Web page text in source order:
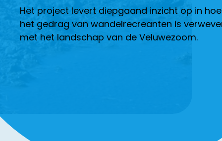
Het project levert diepgaand inzicht op in hoe
het gedrag van wandelrecreanten is
met het landschap van de Veluwezoom.